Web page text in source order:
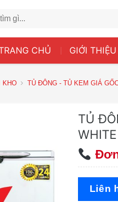
CHỦ GIỚI THIỆU
KHO TỦ ĐÔNG - TỦ KEM GIÁ
TỦ
Liên